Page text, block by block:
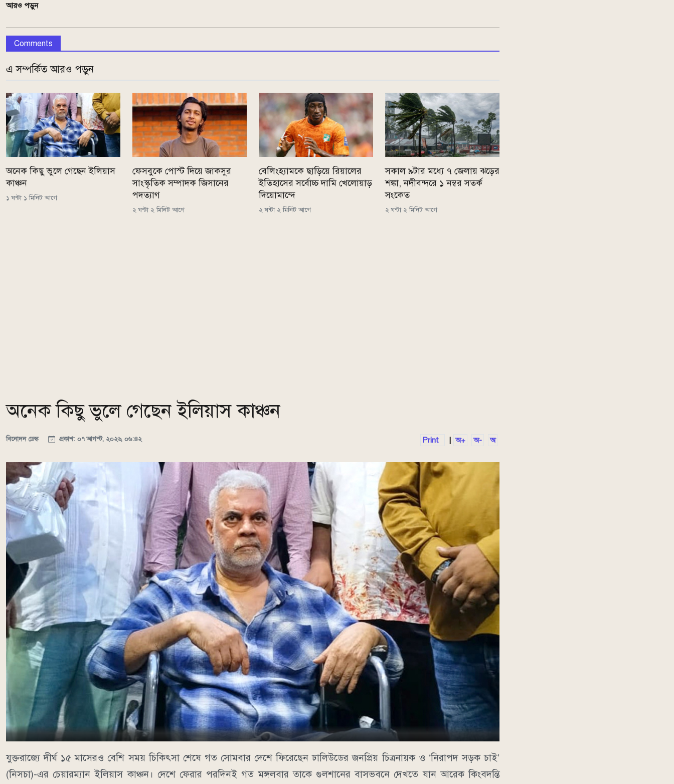
আরও পড়ুন
Comments
এ সম্পর্কিত আরও পড়ুন
অনেক কিছু ভুলে গেছেন ইলিয়াস
কাঞ্চন
১ ঘন্টা ১ মিনিট আগে
ফেসবুকে পোস্ট দিয়ে জাকসুর
সাংস্কৃতিক সম্পাদক জিসানের
পদত্যাগ
২ ঘন্টা ২ মিনিট আগে
বেলিংহ্যামকে ছাড়িয়ে রিয়ালের
ইতিহাসের সর্বোচ্চ দামি খেলোয়াড়
দিয়োমান্দে
২ ঘন্টা ২ মিনিট আগে
সকাল ৯টার মধ্যে ৭ জেলায় ঝড়ের
শঙ্কা, নদীবন্দরে ১ নম্বর সতর্ক
সংকেত
২ ঘন্টা ২ মিনিট আগে
অনেক কিছু ভুলে গেছেন ইলিয়াস কাঞ্চন
বিনোদন ডেস্ক প্রকাশ: ০৭ আগস্ট, ২০২৬, ০৬:৪২ Print | অ+ অ- অ
যুক্তরাজ্যে দীর্ঘ ১৫ মাসেরও বেশি সময় চিকিৎসা শেষে গত সোমবার দেশে ফিরেছেন ঢালিউডের জনপ্রিয় চিত্রনায়ক ও ‘নিরাপদ সড়ক চাই’
(নিসচা)-এর চেয়ারম্যান ইলিয়াস কাঞ্চন। দেশে ফেরার পরদিনই গত মঙ্গলবার তাকে গুলশানের বাসভবনে দেখতে যান আরেক কিংবদন্তি